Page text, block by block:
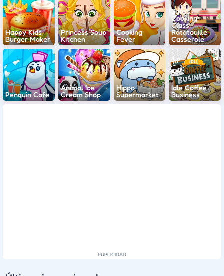
Happy Kids
Burger Maker
Princess Soup
Kitchen
Cooking
Fever
Sara's
Cooking
Class:
Ratatouille
Casserole
Penguin Cafe
Animal Ice
Cream Shop
Hippo
Supermarket
Idle Coffee
Business